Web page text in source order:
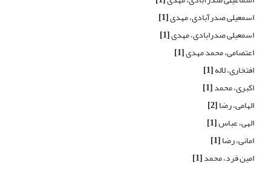
اسمعیلی صدرآبادی، مهدی[1]
اسمعیلی صدرابادی، مهدی[1]
اعتصامی، محمد مهدی[1]
افتخاری، لاله[1]
اکبری، محمد[1]
الهامی، رضا[2]
الهی، عباس[1]
امانی، رضا[1]
امین فرد، محمد[1]